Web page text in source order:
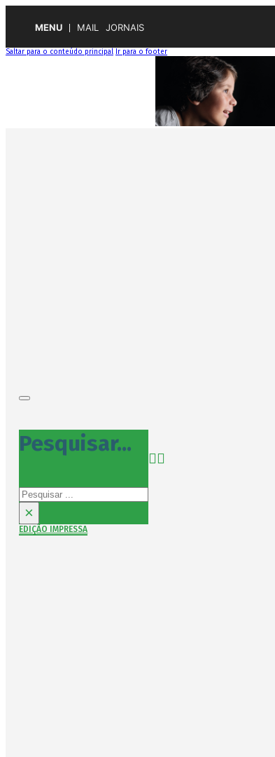
MENU MAIL JORNAIS
Saltar para o conteúdo principal Ir para o footer
Pesquisar...
Pesquisar
×
EDIÇÃO IMPRESSA